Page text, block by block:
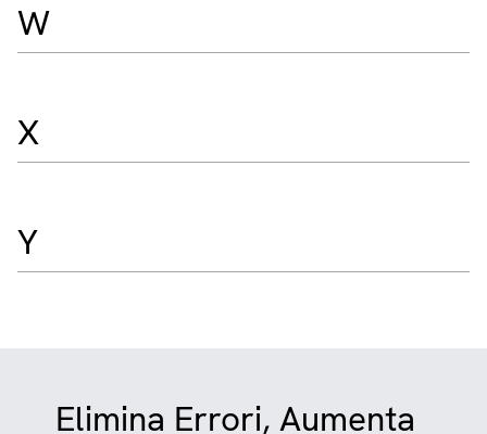
W
X
Y
Elimina Errori, Aumenta